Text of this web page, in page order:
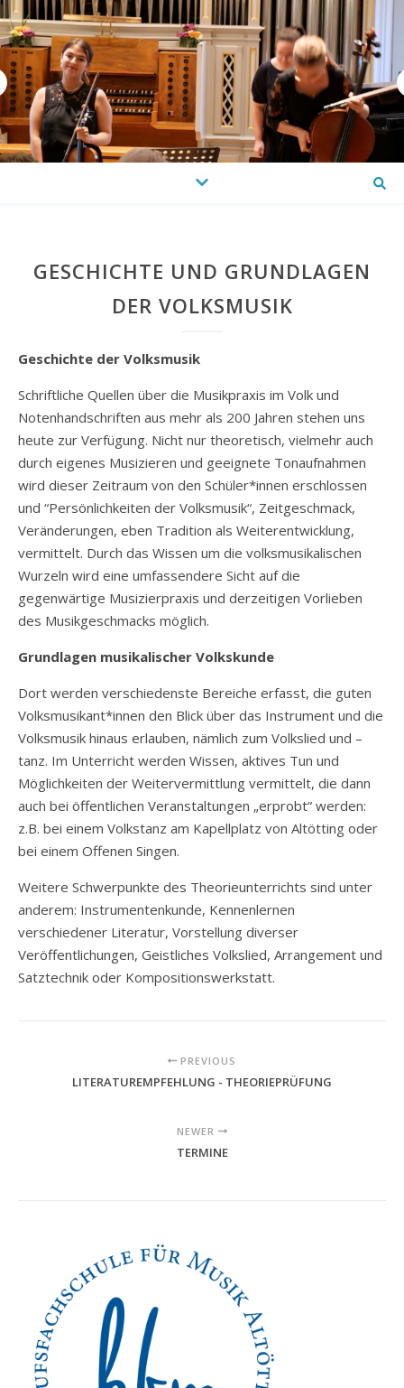
GESCHICHTE UND GRUNDLAGEN
DER VOLKSMUSIK
Geschichte der Volksmusik
Schriftliche Quellen über die Musikpraxis im Volk und
Notenhandschriften aus mehr als 200 Jahren stehen uns
heute zur Verfügung. Nicht nur theoretisch, vielmehr auch
durch eigenes Musizieren und geeignete Tonaufnahmen
wird dieser Zeitraum von den Schüler*innen erschlossen
und “Persönlichkeiten der Volksmusik“, Zeitgeschmack,
Veränderungen, eben Tradition als Weiterentwicklung,
vermittelt. Durch das Wissen um die volksmusikalischen
Wurzeln wird eine umfassendere Sicht auf die
gegenwärtige Musizierpraxis und derzeitigen Vorlieben
des Musikgeschmacks möglich.
Grundlagen musikalischer Volkskunde
Dort werden verschiedenste Bereiche erfasst, die guten
Volksmusikant*innen den Blick über das Instrument und die
Volksmusik hinaus erlauben, nämlich zum Volkslied und –
tanz. Im Unterricht werden Wissen, aktives Tun und
Möglichkeiten der Weitervermittlung vermittelt, die dann
auch bei öffentlichen Veranstaltungen „erprobt“ werden:
z.B. bei einem Volkstanz am Kapellplatz von Altötting oder
bei einem Offenen Singen.
Weitere Schwerpunkte des Theorieunterrichts sind unter
anderem: Instrumentenkunde, Kennenlernen
verschiedener Literatur, Vorstellung diverser
Veröffentlichungen, Geistliches Volkslied, Arrangement und
Satztechnik oder Kompositionswerkstatt.
PREVIOUS
LITERATUREMPFEHLUNG - THEORIEPRÜFUNG
NEWER
TERMINE